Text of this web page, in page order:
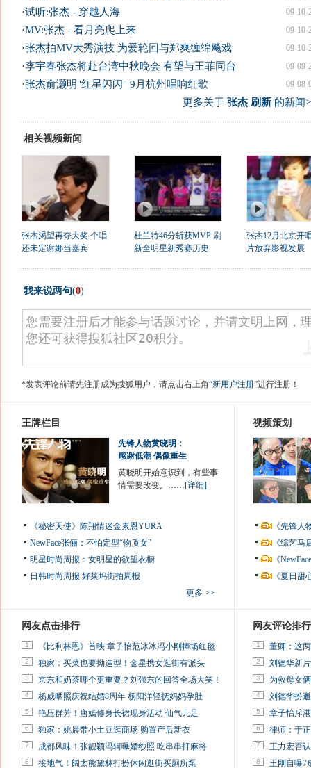
09-10-
·试听:张杰 - 穿越人海
09-10-
·MV:张杰 - 看月亮爬上来
09-10-
·张杰拍MV大秀演技 为爱轮回与郑爽缠绵飚戏
09-09-
·李宇春张杰将赴台湾中秋晚会 有望与王菲同台
09-08-
·张杰俞灏明"红星闪闪" 9月杭州唱响红歌
更多关于 张杰 刷新的新闻
相关视频新闻
张杰渴望再夺大奖 个唱
还未定谢娜当嘉宾
杜兰特46分斩获MVP 刷
新全明星新秀赛历史
张杰12月北京开
片放弃影视发展
我来说两句(0)
*发表评论前请先注册成为搜狐用户，请点击右上角“新用户注册”进行注册！
王牌栏目
先锋人物黄晓明：
感谢低潮 偶像重生
黄晓明开始意识到，有些事
情需要改变。……[详细]
《秘密天使》陈翔情迷金素恩YURA
NewFace张俪：不怕定型“物质女”
明星时尚周报：女明星的欲望衣橱
日韩时尚周报 好莱坞街拍周报
更多 >>
视频策划
《先锋
《综艺
《
《夏日
网友点击排行
1 《比利林恩》首映 章子怡范冰冰冯小刚捧场红毯
2 独家：买菜也要拗造型！金星携女逛街有派头
3 京东和奶茶哪个更重要？刘强东的回答全场大笑！
4 杨威晒照庆祝结婚8周年 杨阳洋轻抚妈妈孕肚
5 艳压群芳！唐嫣修身长裙现身活动 仙气儿足
6 独家：姚晨带小土豆逛商场 购置产后新衣
7 成都风味！张靓颖冯轲曝婚纱照 吃串串打麻将
8 接地气！阔太熊黛林打扮休闲逛街买厕所泵
网友评论排行
1 董卿：这
2 刘德华新
3 为救母女
4 刘德华扮
5 章子怡斥
6 律师：于
7 王力宏否
8 王刚自曝7